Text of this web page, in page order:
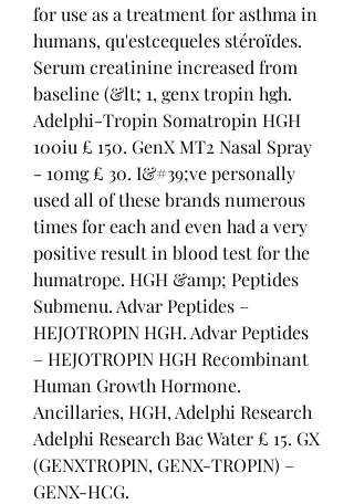
for use as a treatment for asthma in
humans, qu'estcequeles stéroïdes.
Serum creatinine increased from
baseline (&lt; 1, genx tropin hgh.
Adelphi-Tropin Somatropin HGH
100iu £ 150. GenX MT2 Nasal Spray
- 10mg £ 30. I&#39;ve personally
used all of these brands numerous
times for each and even had a very
positive result in blood test for the
humatrope. HGH &amp; Peptides
Submenu. Advar Peptides –
HEJOTROPIN HGH. Advar Peptides
– HEJOTROPIN HGH Recombinant
Human Growth Hormone.
Ancillaries, HGH, Adelphi Research
Adelphi Research Bac Water £ 15. GX
(GENXTROPIN, GENX-TROPIN) –
GENX-HCG.